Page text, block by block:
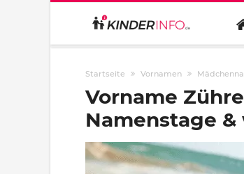
Startseite Vornamen
Vorname
Namenstage